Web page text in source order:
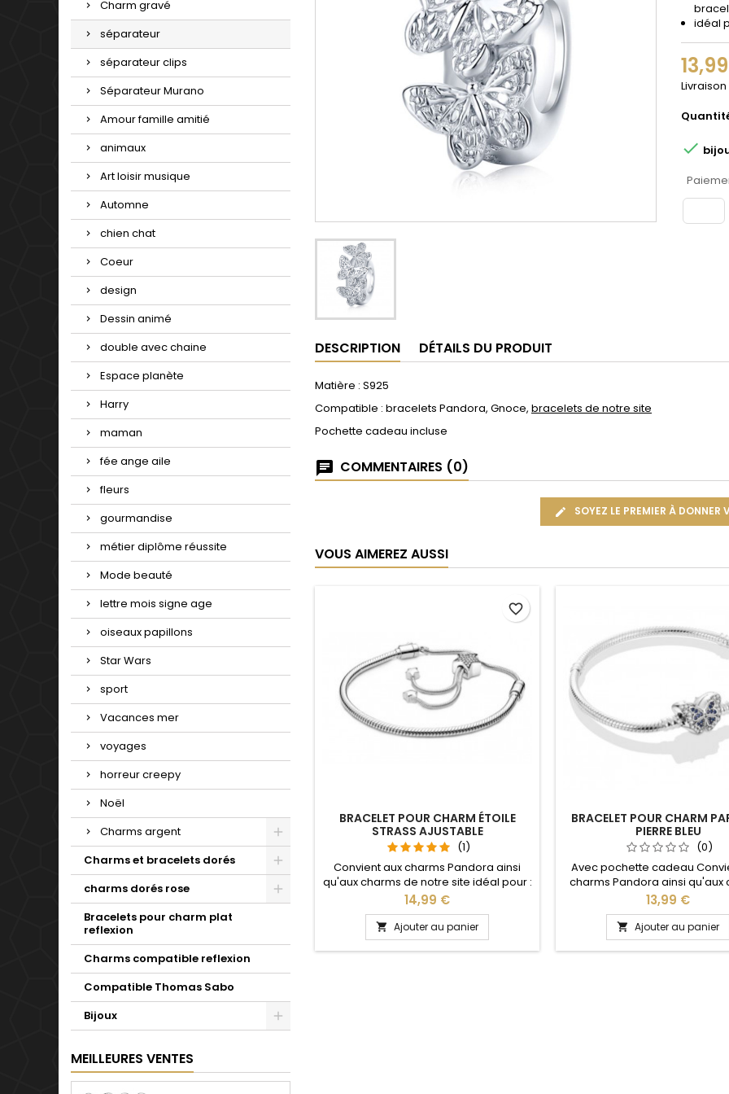
Charm gravé
séparateur
séparateur clips
Séparateur Murano
Amour famille amitié
animaux
Art loisir musique
Automne
chien chat
Coeur
design
Dessin animé
double avec chaine
Espace planète
Harry
maman
fée ange aile
fleurs
gourmandise
métier diplôme réussite
Mode beauté
lettre mois signe age
oiseaux papillons
Star Wars
sport
Vacances mer
voyages
horreur creepy
Noël
Charms argent
Charms et bracelets dorés
charms dorés rose
Bracelets pour charm plat
reflexion
Charms compatible reflexion
Compatible Thomas Sabo
Bijoux
MEILLEURES VENTES
idéal

DESCRIPTION DÉTAILS DU PRODUIT
Matière : S925
Compatible : bracelets Pandora, Gnoce, bracelets de notre site
Pochette cadeau incluse
COMMENTAIRES (0)
SOYEZ LE PREMIER À DONNER
VOUS AIMEREZ AUSSI
BRACELET POUR CHARM ÉTOILE
STRASS AJUSTABLE
(1)
Convient aux charms Pandora ainsi
qu'aux charms de notre site idéal pour :
Noël, Saint Valentin, anniversaire,
anniversaire de mariage La partie
ajustable se détache d'un coté pour
passer les charms par simple pression
sur le bouton Ajustable pour tous les
Prix
14,99 €
 Ajouter au panier
favorite_border
BRACELET POUR CHARM
PIERRE BLEU
(0)
Avec pochette cadeau
charms Pandora ainsi qu'aux
de notre site idéal pour : Noël,
Valentin, anniversaire,
mariage Plusieurs tailles
18, 19, 20 cm Pour la
conseillons 2cm en plus par
Prix
13,99 €
 Ajouter au panier